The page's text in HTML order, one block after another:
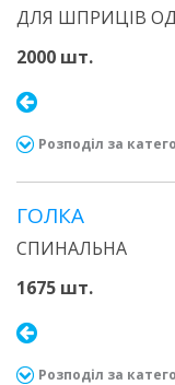
ДЛЯ ШПРИЦІВ
2000 шт.
Розподіл за
ГОЛКА
СПИНАЛЬНА
1675 шт.
Розподіл за